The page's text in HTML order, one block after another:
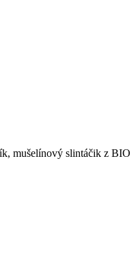
mušelínový slintáčik z BIO